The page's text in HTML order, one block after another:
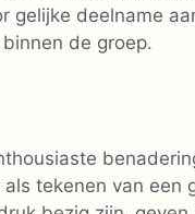
gelijke deelname
de groep.
tekenen van een